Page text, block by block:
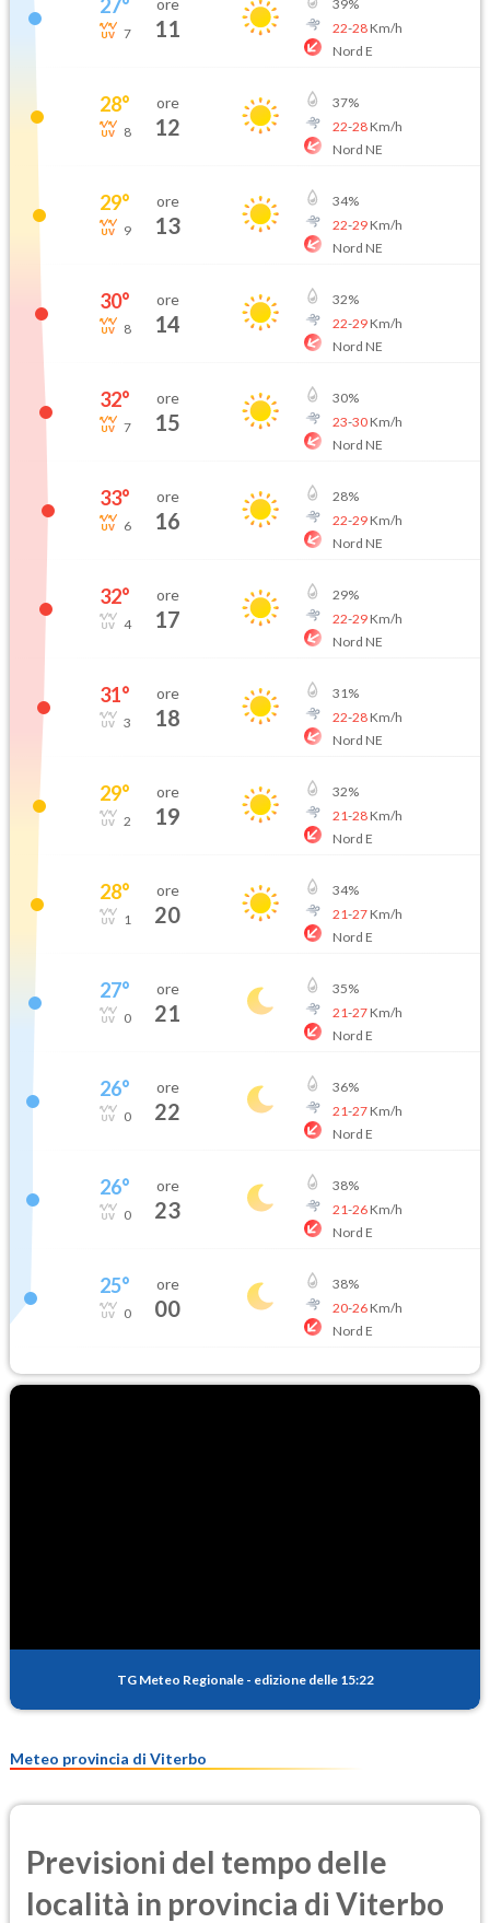
27°
7 11
39%
22-28Km/h
Nord E
28°
8
ore
12
37%
22-28Km/h
Nord NE
29°
9
ore
13
34%
22-29Km/h
Nord NE
30°
8
ore
14
32%
22-29Km/h
Nord NE
32°
7
ore
15
30%
23-30Km/h
Nord NE
33°
6
ore
16
28%
22-29Km/h
Nord NE
32°
4
ore
17
29%
22-29Km/h
Nord NE
31°
3
ore
18
31%
22-28Km/h
Nord NE
29°
2
ore
19
32%
21-28Km/h
Nord E
28°
1
ore
20
34%
21-27Km/h
Nord E
27°
0
ore
21
35%
21-27Km/h
Nord E
26°
0
ore
22
36%
21-27Km/h
Nord E
26°
0
ore
23
38%
21-26Km/h
Nord E
25°
0
ore
00
38%
20-26Km/h
Nord E
TG Meteo Regionale - edizione delle 15:22
Meteo provincia di Viterbo
Previsioni del tempo delle
località in provincia di Viterbo